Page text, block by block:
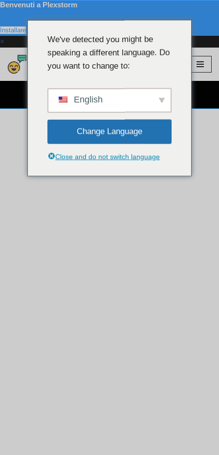
Benvenuti a Plexstorm
Installare
×
Salta
Plexstorm 💖 Modelli VIP
CHAT WEBCAM GRATUITA 👉
We've detected you might be
speaking a different language. Do
you want to change to:
English
Change Language
Close and do not switch language